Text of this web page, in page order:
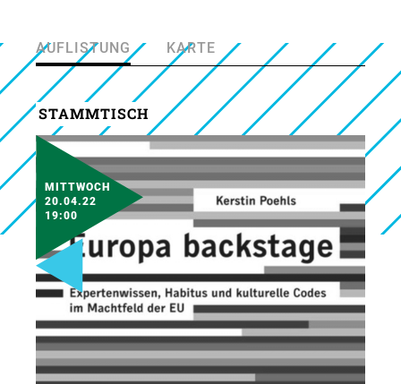
AUFLISTUNG KARTE
STAMMTISCH
MITTWOCH
20.04.22
19:00